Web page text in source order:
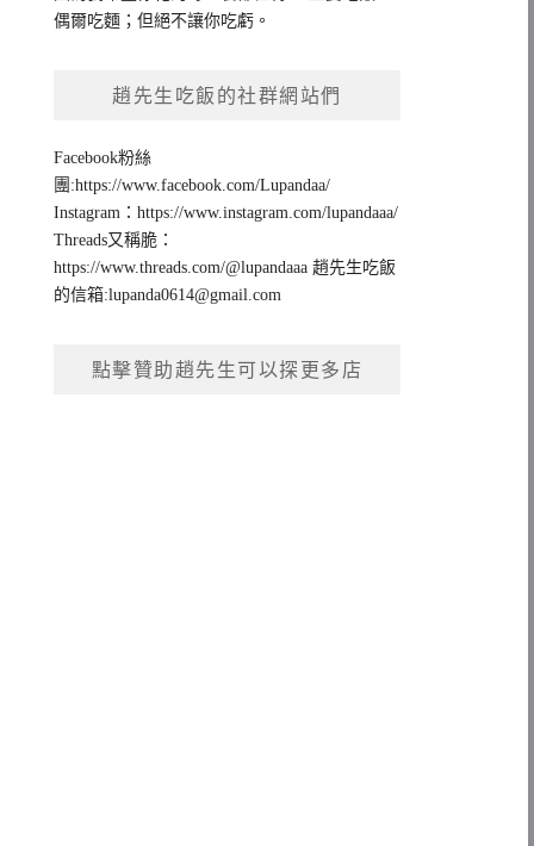
偶爾吃麵；但絕不讓你吃虧。
趙先生吃飯的社群網站們
Facebook粉絲
團:https://www.facebook.com/Lupandaa/
Instagram：https://www.instagram.com/lupandaaa/
Threads又稱脆：
https://www.threads.com/@lupandaaa 趙先生吃飯
的信箱:lupanda0614@gmail.com
點擊贊助趙先生可以探更多店